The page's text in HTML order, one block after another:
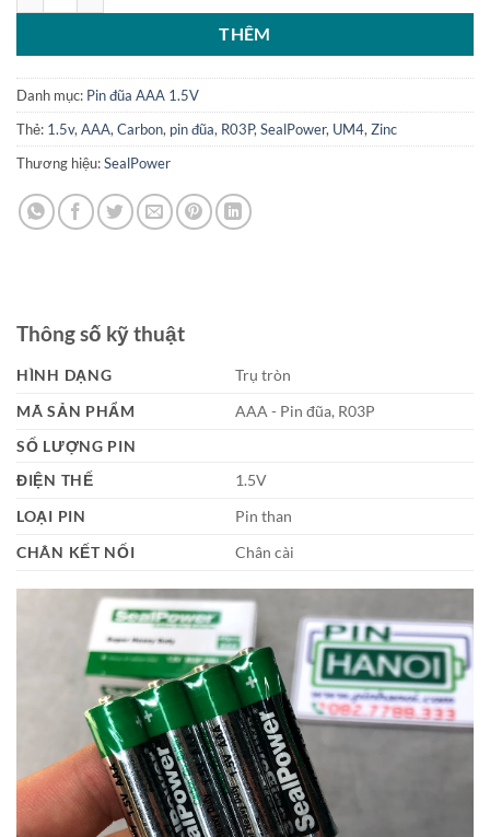
THÊM
Danh mục: Pin đũa AAA 1.5V
Thẻ: 1.5v,AAA,Carbon, pin đũa, R03P,SealPower, UM4,Zinc
Thương hiệu:SealPower
Thông số kỹ thuật
HÌNH DẠNG
Trụ tròn
MÃ SẢN PHẨM
AAA - Pin đũa, R03P
SỐ LƯỢNG PIN
ĐIỆN THẾ
1.5V
LOẠI PIN
Pin than
CHÂN KẾT NỐI
Chân cài